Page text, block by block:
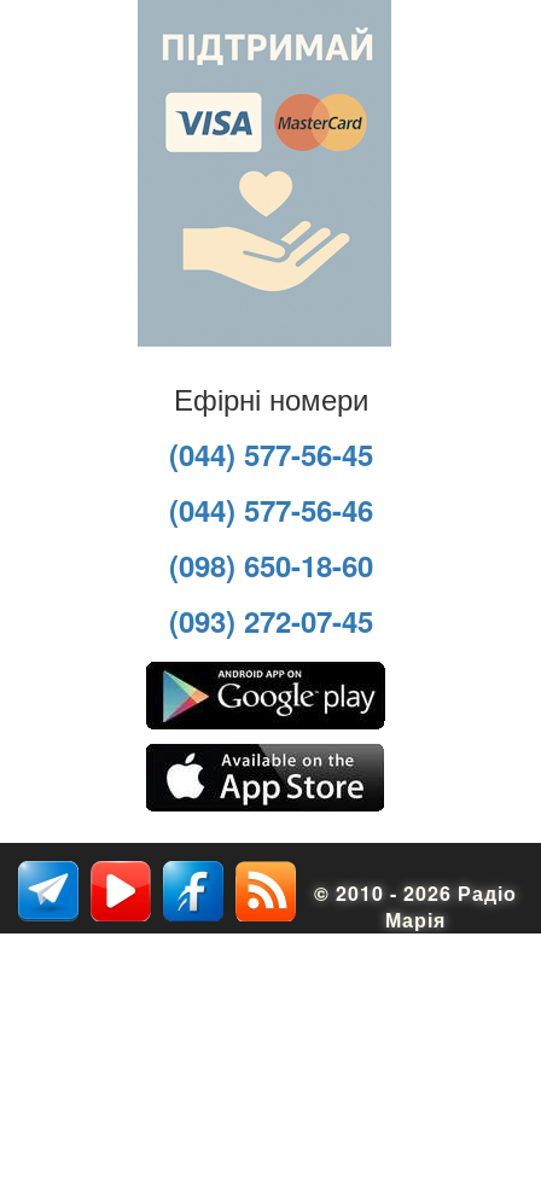
Ефірні номери
(044) 577-56-45
(044) 577-56-46
(098) 650-18-60
(093) 272-07-45
© 2010 - 2026 Радіо
Марія